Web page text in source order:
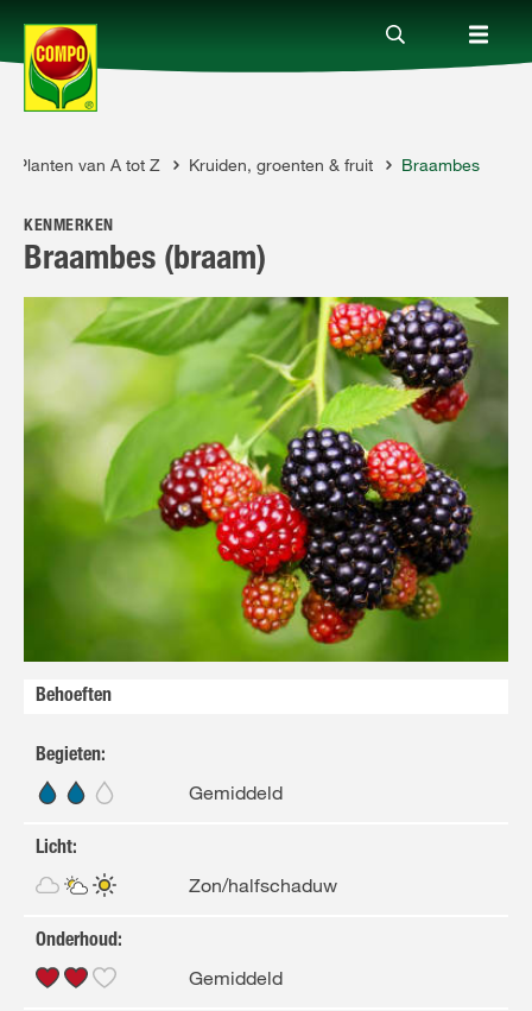
Producten
Advies
Thema's
Tot je dienst
Onderneming
Planten van A tot Z Kruiden, groenten & fruit Braambes
KENMERKEN
Braambes (braam)
Behoeften
Begieten:
Gemiddeld
Licht:
Zon/halfschaduw
Onderhoud:
Gemiddeld